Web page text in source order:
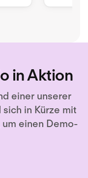
in Aktion
einer unserer
in Kürze mit
einen Demo-